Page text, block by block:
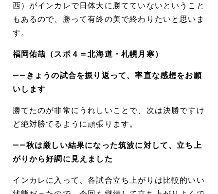
西）がインカレで日体大に勝てていないということ
もあるので、勝って有終の美で終わりたいと思いま
す。
福岡佑哉（スポ４＝北海道・札幌月寒）
――きょうの試合を振り返って、率直な感想をお願
いします
勝てたのが非常にうれしいことで、次は決勝ですけ
ど絶対勝てるように頑張ります。
――秋は厳しい結果になった筑波に対して、立ち上
がりから好調に見えました
インカレに入って、各試合立ち上がりは比較的いい